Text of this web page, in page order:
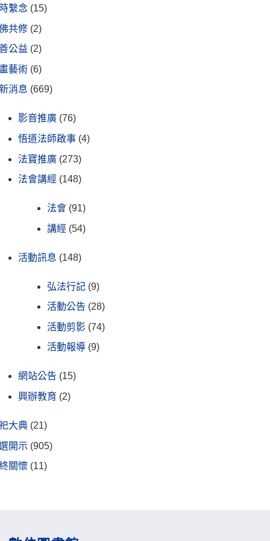
繫念 (15)
共修 (2)
公益 (2)
藝術 (6)
消息 (669)
影音推廣 (76)
悟道法師啟事 (4)
法寶推廣 (273)
法會講經 (148)
法會 (91)
講經 (54)
活動訊息 (148)
弘法行記 (9)
活動公告 (28)
活動剪影 (74)
活動報導 (9)
網站公告 (15)
興辦教育 (2)
大典 (21)
開示 (905)
關懷 (11)